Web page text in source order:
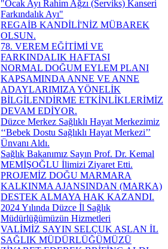
"Ocak Ayı Rahim Ağzı (Serviks) Kanseri
Farkındalık Ayı"
REGAİB KANDİLİ'NİZ MÜBAREK
OLSUN.
78. VEREM EĞİTİMİ VE
FARKINDALIK HAFTASI
NORMAL DOĞUM EYLEM PLANI
KAPSAMINDA ANNE VE ANNE
ADAYLARIMIZA YÖNELİK
BİLGİLENDİRME ETKİNLİKLERİMİZ
DEVAM EDİYOR.
Düzce Merkez Sağlıklı Hayat Merkezimiz
‘‘Bebek Dostu Sağlıklı Hayat Merkezi’’
Ünvanı Aldı.
Sağlık Bakanımız Sayın Prof. Dr. Kemal
MEMİŞOĞLU İlimizi Ziyaret Etti.
PROJEMİZ DOĞU MARMARA
KALKINMA AJANSINDAN (MARKA)
DESTEK ALMAYA HAK KAZANDI.
2024 Yılında Düzce İl Sağlık
Müdürlüğümüzün Hizmetleri
VALİMİZ SAYIN SELÇUK ASLAN İL
SAĞLIK MÜDÜRLÜĞÜMÜZÜ